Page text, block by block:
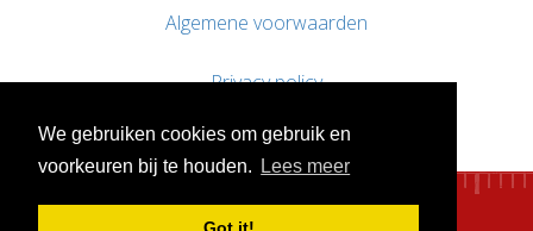
We gebruiken cookies om gebruik en
voorkeuren bij te houden.
Lees meer
Algemene voorwaarden
Privacy policy
Contact / Support